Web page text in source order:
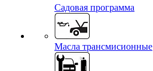
Садовая программа
Масла трансмисионные